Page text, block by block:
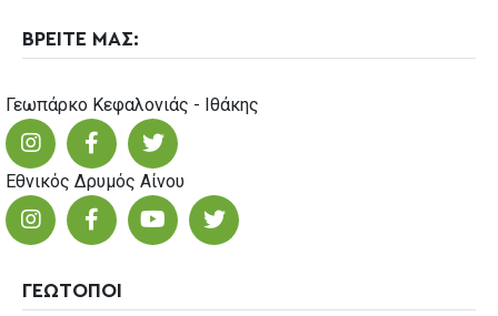
ΒΡΕΙΤΕ ΜΑΣ:
Γεωπάρκο Κεφαλονιάς - Ιθάκης
Εθνικός Δρυμός Αίνου
ΓΕΩΤΟΠΟΙ